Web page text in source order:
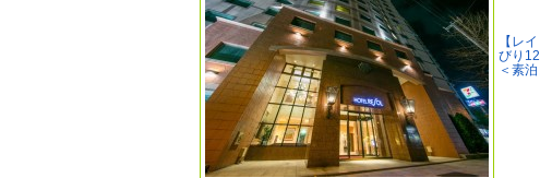
【レ
びり
＜素